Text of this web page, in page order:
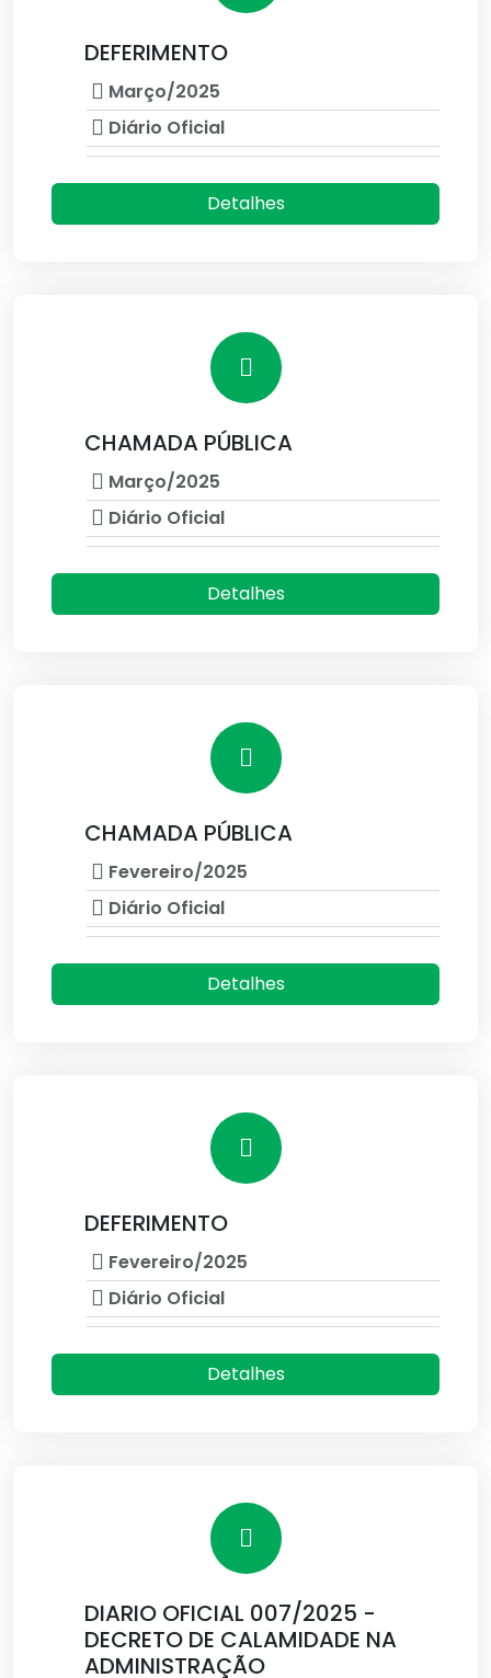
DEFERIMENTO
Março/2025
Diário Oficial
Detalhes
CHAMADA PÚBLICA
Março/2025
Diário Oficial
Detalhes
CHAMADA PÚBLICA
Fevereiro/2025
Diário Oficial
Detalhes
DEFERIMENTO
Fevereiro/2025
Diário Oficial
Detalhes
DIARIO OFICIAL 007/2025 -
DECRETO DE CALAMIDADE NA
ADMINISTRAÇÃO